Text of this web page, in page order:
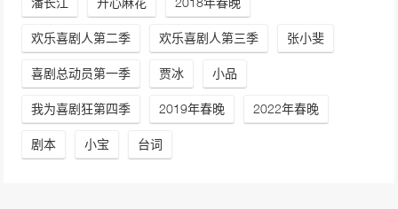
欢乐喜剧人第二季 欢乐喜剧人第三季 张小斐
喜剧总动员第一季 贾冰 小品
我为喜剧狂第四季 2019年春晚 2022年春晚
剧本 小宝 台词